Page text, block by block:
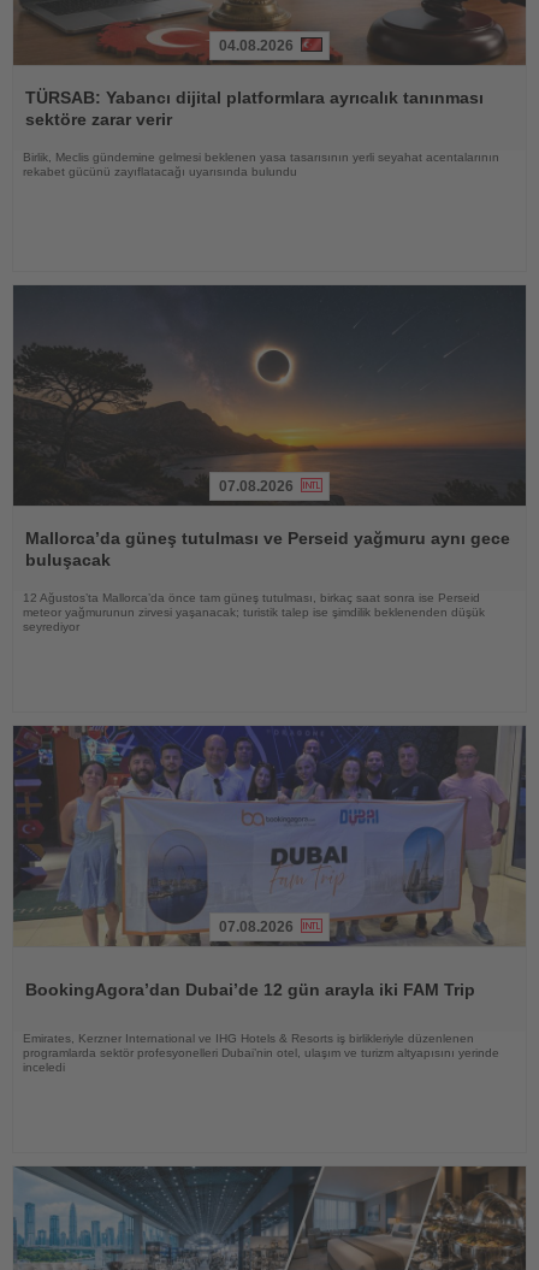
Oku
04.08.2026
TÜRSAB: Yabancı dijital platformlara ayrıcalık tanınması
sektöre zarar verir
Birlik, Meclis gündemine gelmesi beklenen yasa tasarısının yerli seyahat acentalarının
rekabet gücünü zayıflatacağı uyarısında bulundu
Oku
07.08.2026
Mallorca’da güneş tutulması ve Perseid yağmuru aynı gece
buluşacak
12 Ağustos’ta Mallorca’da önce tam güneş tutulması, birkaç saat sonra ise Perseid
meteor yağmurunun zirvesi yaşanacak; turistik talep ise şimdilik beklenenden düşük
seyrediyor
07.08.2026
BookingAgora’dan Dubai’de 12 gün arayla iki FAM Trip
Emirates, Kerzner International ve IHG Hotels & Resorts iş birlikleriyle düzenlenen
programlarda sektör profesyonelleri Dubai’nin otel, ulaşım ve turizm altyapısını yerinde
inceledi